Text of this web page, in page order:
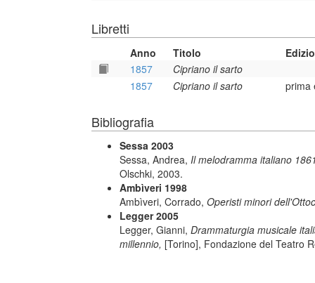
Libretti
Anno Titolo
1857
Cipriano il sarto
1857
Cipriano il sarto prima
Bibliografia
Sessa 2003
Sessa, Andrea, Il melodramma italiano
Olschki, 2003.
Ambìveri 1998
Ambìveri, Corrado, Operisti minori
Legger 2005
Legger, Gianni, Drammaturgia musicale
millennio, [Torino], Fondazione del Teatro